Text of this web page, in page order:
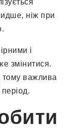
ніж при
і
змінитися.
важлива